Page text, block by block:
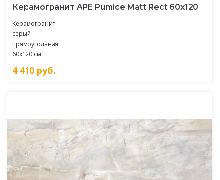
Керамогранит APE Pumice Matt Rect 60х120
Керамогранит
серый
прямоугольная
60x120 см.
4 410 руб.